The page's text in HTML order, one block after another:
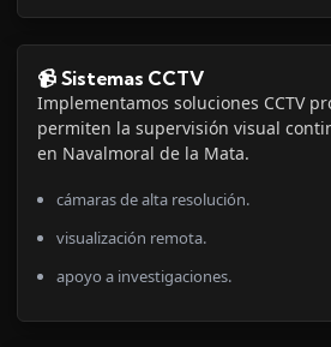
📹 Sistemas CCTV
Implementamos soluciones CCTV
permiten la supervisión visual
en Navalmoral de la Mata.
cámaras de alta resolución.
visualización remota.
apoyo a investigaciones.